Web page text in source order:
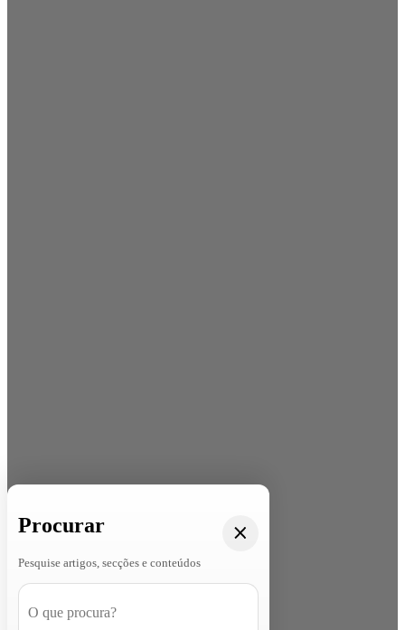
Procurar
Pesquise artigos, secções e conteúdos